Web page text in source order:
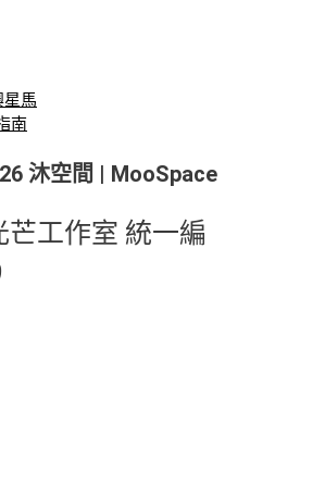
星馬
南
沐空間 | MooSpace
工作室 統一編